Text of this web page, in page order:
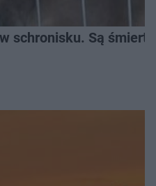
schronisku. Są